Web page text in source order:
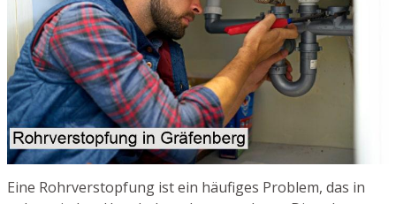
Eine Rohrverstopfung ist ein häufiges Problem, das in